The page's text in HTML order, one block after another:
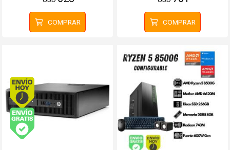
COMPRAR COMPRAR
Envío gratis (Ver Envíos y Pagos)